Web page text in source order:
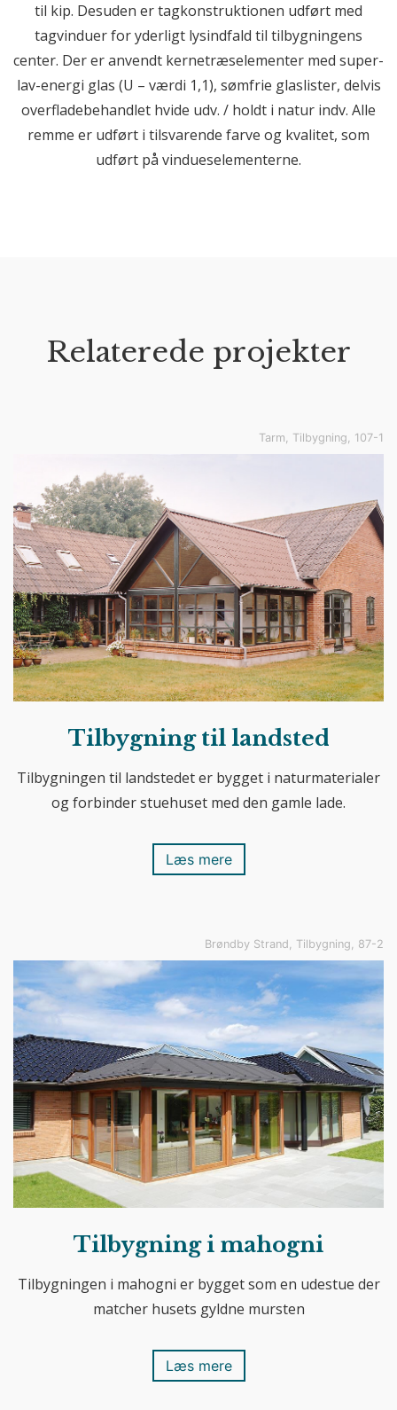
til kip. Desuden er tagkonstruktionen udført med
tagvinduer for yderligt lysindfald til tilbygningens
center. Der er anvendt kernetræselementer med super-
lav-energi glas (U – værdi 1,1), sømfrie glaslister, delvis
overfladebehandlet hvide udv. / holdt i natur indv. Alle
remme er udført i tilsvarende farve og kvalitet, som
udført på vindueselementerne.
Relaterede projekter
Tarm, Tilbygning, 107-1
Tilbygning til landsted
Tilbygningen til landstedet er bygget i naturmaterialer
og forbinder stuehuset med den gamle lade.
Læs mere
Brøndby Strand, Tilbygning, 87-2
Tilbygning i mahogni
Tilbygningen i mahogni er bygget som en udestue der
matcher husets gyldne mursten
Læs mere